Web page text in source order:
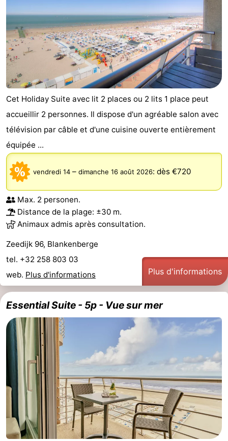
Cet Holiday Suite avec lit 2 places ou 2 lits 1 place peut
accueillir 2 personnes. Il dispose d'un agréable salon avec
télévision par câble et d'une cuisine ouverte entièrement
équipée ...
vendredi 14 – dimanche 16 août 2026: dès €720
Max. 2 personen.
Distance de la plage: ±30 m.
Animaux admis après consultation.
Zeedijk 96, Blankenberge
tel. +32 258 803 03
web. Plus d'informations Plus d'informations
Essential Suite - 5p - Vue sur mer